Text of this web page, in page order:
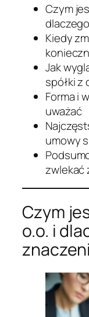
Czym
Kiedy
Jak
spółki z
Forma i
uważać
umowy
zwlekać
Czym
o.o. i